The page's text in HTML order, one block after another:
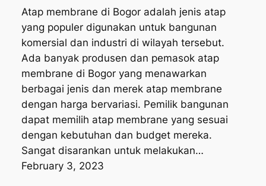
Atap membrane di Bogor adalah jenis atap
yang populer digunakan untuk bangunan
komersial dan industri di wilayah tersebut.
Ada banyak produsen dan pemasok atap
membrane di Bogor yang menawarkan
berbagai jenis dan merek atap membrane
dengan harga bervariasi. Pemilik bangunan
dapat memilih atap membrane yang sesuai
dengan kebutuhan dan budget mereka.
Sangat disarankan untuk melakukan…
February 3, 2023